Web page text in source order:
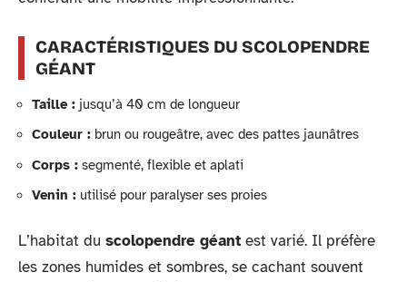
CARACTÉRISTIQUES DU SCOLOPENDRE
GÉANT
Taille : jusqu’à 40 cm de longueur
Couleur : brun ou rougeâtre, avec des pattes jaunâtres
Corps : segmenté, flexible et aplati
Venin : utilisé pour paralyser ses proies
L’habitat du scolopendre géant est varié. Il préfère
les zones humides et sombres, se cachant souvent